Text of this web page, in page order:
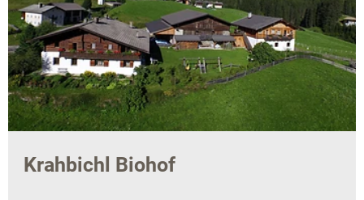
Krahbichl Biohof